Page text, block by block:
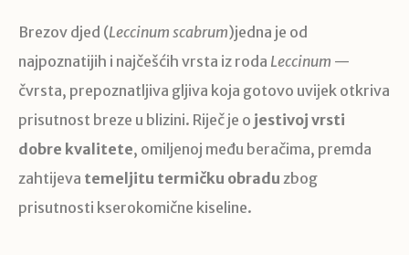
Brezov djed (Leccinum scabrum)jedna je od
najpoznatijih i najčešćih vrsta iz roda Leccinum —
čvrsta, prepoznatljiva gljiva koja gotovo uvijek otkriva
prisutnost breze u blizini. Riječ je o jestivoj vrsti
dobre kvalitete, omiljenoj među beračima, premda
zahtijeva temeljitu termičku obradu zbog
prisutnosti kserokomične kiseline.